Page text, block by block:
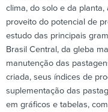
clima, do solo e da
proveito do potencial de
estudo das principais
Brasil Central, da gleba
manutenção das
criada, seus índices de
suplementação das
em gráficos e tabelas,